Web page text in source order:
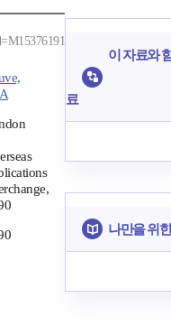
이 자료와
료
나만을 위